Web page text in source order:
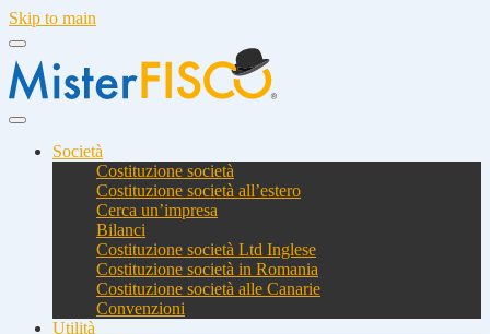
Skip to main
Società
Costituzione società
Costituzione società all’estero
Cerca un’impresa
Bilanci
Costituzione società Ltd Inglese
Costituzione società in Romania
Costituzione società alle Canarie
Convenzioni
Utilità